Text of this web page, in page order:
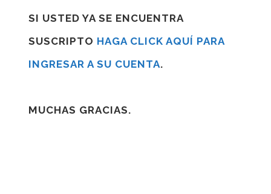
SI USTED YA SE ENCUENTRA
SUSCRIPTO HAGA CLICK AQUÍ PARA
INGRESAR A SU CUENTA.
MUCHAS GRACIAS.